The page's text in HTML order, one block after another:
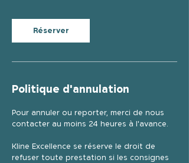
Réserver
Politique d'annulation
Pour annuler ou reporter, merci de nous
contacter au moins 24 heures à l'avance.
Kline Excellence se réserve le droit de
refuser toute prestation si les consignes